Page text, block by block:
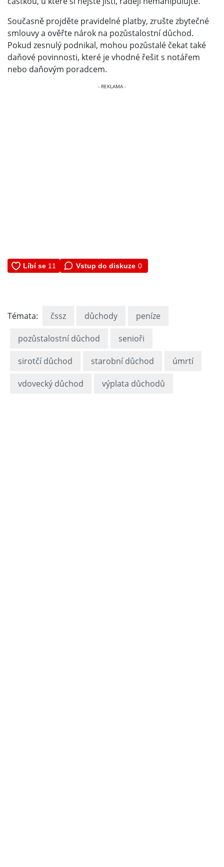
Současně projděte pravidelné platby, zrušte zbytečné
smlouvy a ověřte nárok na pozůstalostní důchod.
Pokud zesnulý podnikal, mohou pozůstalé čekat také
daňové povinnosti, které je vhodné řešit s notářem
nebo daňovým poradcem.
Vstup do diskuze 0
Témata: čssz důchody peníze
pozůstalostní důchod senioři
sirotčí důchod starobní důchod úmrtí
vdovecký důchod výplata důchodů